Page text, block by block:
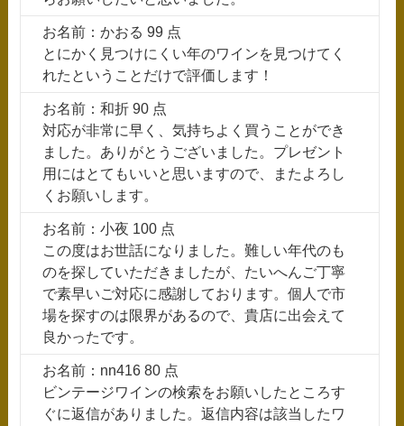
お名前：かおる 99 点
とにかく見つけにくい年のワインを見つけてく
れたということだけで評価します！
お名前：和折 90 点
対応が非常に早く、気持ちよく買うことができ
ました。ありがとうございました。プレゼント
用にはとてもいいと思いますので、またよろし
くお願いします。
お名前：小夜 100 点
この度はお世話になりました。難しい年代のも
のを探していただきましたが、たいへんご丁寧
で素早いご対応に感謝しております。個人で市
場を探すのは限界があるので、貴店に出会えて
良かったです。
お名前：nn416 80 点
ビンテージワインの検索をお願いしたところす
ぐに返信がありました。返信内容は該当したワ